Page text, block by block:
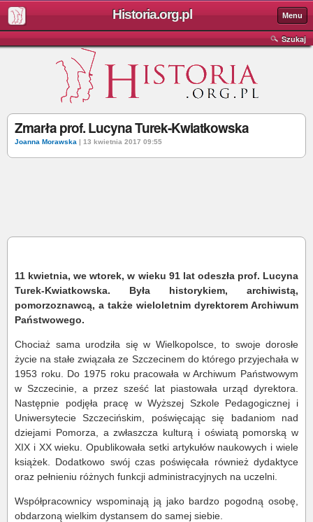
Historia.org.pl Menu
Szukaj
Zmarła prof. Lucyna Turek-Kwiatkowska
Joanna Morawska | 13 kwietnia 2017 09:55
11 kwietnia, we wtorek, w wieku 91 lat odeszła prof. Lucyna
Turek-Kwiatkowska. Była historykiem, archiwistą,
pomorzoznawcą, a także wieloletnim dyrektorem Archiwum
Państwowego.
Chociaż sama urodziła się w Wielkopolsce, to swoje dorosłe
życie na stałe związała ze Szczecinem do którego przyjechała w
1953 roku. Do 1975 roku pracowała w Archiwum Państwowym
w Szczecinie, a przez sześć lat piastowała urząd dyrektora.
Następnie podjęła pracę w Wyższej Szkole Pedagogicznej i
Uniwersytecie Szczecińskim, poświęcając się badaniom nad
dziejami Pomorza, a zwłaszcza kulturą i oświatą pomorską w
XIX i XX wieku. Opublikowała setki artykułów naukowych i wiele
książek. Dodatkowo swój czas poświęcała również dydaktyce
oraz pełnieniu różnych funkcji administracyjnych na uczelni.
Współpracownicy wspominają ją jako bardzo pogodną osobę,
obdarzoną wielkim dystansem do samej siebie.